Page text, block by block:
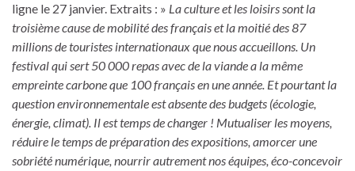
ligne le 27 janvier. Extraits : » La culture et les loisirs sont la
troisième cause de mobilité des français et la moitié des 87
millions de touristes internationaux que nous accueillons. Un
festival qui sert 50 000 repas avec de la viande a la même
empreinte carbone que 100 français en une année. Et pourtant la
question environnementale est absente des budgets (écologie,
énergie, climat). Il est temps de changer ! Mutualiser les moyens,
réduire le temps de préparation des expositions, amorcer une
sobriété numérique, nourrir autrement nos équipes, éco-concevoir